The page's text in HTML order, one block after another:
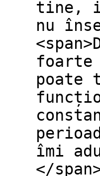
tine,
nu
poate
îmi
</